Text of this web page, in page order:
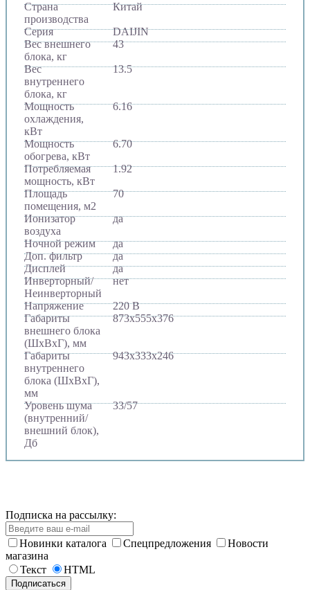
Страна
производства
Китай
Серия
DAIJIN
Вес внешнего
блока, кг
43
Вес
внутреннего
блока, кг
13.5
Мощность
охлаждения,
кВт
6.16
Мощность
обогрева, кВт
6.70
Потребляемая
мощность, кВт
1.92
Площадь
помещения, м2
70
Ионизатор
воздуха
да
Ночной режим
да
Доп. фильтр
да
Дисплей
да
Инверторный/
Неинверторный
нет
Напряжение
220 В
Габариты
внешнего блока
(ШхВхГ), мм
873х555х376
Габариты
внутреннего
блока (ШхВхГ),
мм
943х333х246
Уровень шума
(внутренний/
внешний блок),
Дб
33/57
Подписка на рассылку:
Новинки каталога Спецпредложения
Новости
магазина
Текст
HTML